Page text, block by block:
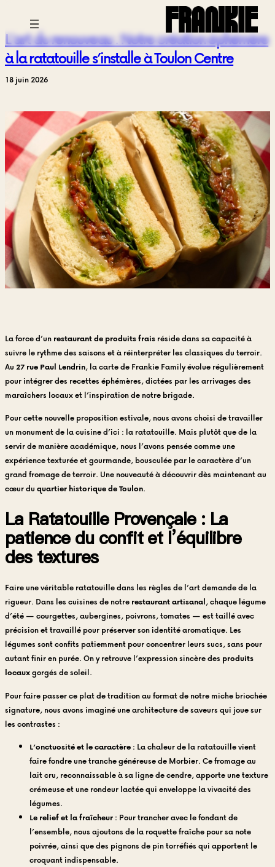
contenu
L’art du renouveau : Notre création éphémère
à la ratatouille s’installe à Toulon Centre
18 juin 2026
La force d’un restaurant de produits frais réside dans sa capacité à
suivre le rythme des saisons et à réinterpréter les classiques du terroir.
Au 27 rue Paul Lendrin, la carte de Frankie Family évolue régulièrement
pour intégrer des recettes éphémères, dictées par les arrivages des
maraîchers locaux et l’inspiration de notre brigade.
Pour cette nouvelle proposition estivale, nous avons choisi de travailler
un monument de la cuisine d’ici : la ratatouille. Mais plutôt que de la
servir de manière académique, nous l’avons pensée comme une
expérience texturée et gourmande, bousculée par le caractère d’un
grand fromage de terroir. Une nouveauté à découvrir dès maintenant au
cœur du quartier historique de Toulon.
La Ratatouille Provençale : La
patience du confit et l’équilibre
des textures
Faire une véritable ratatouille dans les règles de l’art demande de la
rigueur. Dans les cuisines de notre restaurant artisanal, chaque légume
d’été — courgettes, aubergines, poivrons, tomates — est taillé avec
précision et travaillé pour préserver son identité aromatique. Les
légumes sont confits patiemment pour concentrer leurs sucs, sans pour
autant finir en purée. On y retrouve l’expression sincère des produits
locauxgorgés de soleil.
Pour faire passer ce plat de tradition au format de notre miche briochée
signature, nous avons imaginé une architecture de saveurs qui joue sur
les contrastes :
L’onctuosité et le caractère : La chaleur de la ratatouille vient
faire fondre une tranche généreuse de Morbier. Ce fromage au
lait cru, reconnaissable à sa ligne de cendre, apporte une texture
crémeuse et une rondeur lactée qui enveloppe la vivacité des
légumes.
Le relief et la fraîcheur : Pour trancher avec le fondant de
l’ensemble, nous ajoutons de la roquette fraîche pour sa note
poivrée, ainsi que des pignons de pin torréfiés qui apportent le
croquant indispensable.